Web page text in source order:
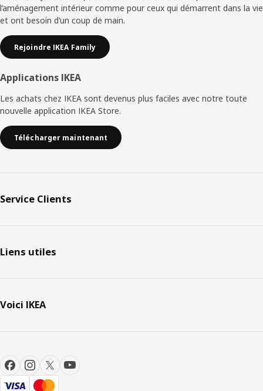
page
l’aménagement intérieur comme pour ceux qui démarrent dans la vie
et ont besoin d’un coup de main.
Rejoindre IKEA Family
Applications IKEA
Les achats chez IKEA sont devenus plus faciles avec notre toute
nouvelle application IKEA Store.
Télécharger maintenant
Service Clients
Liens utiles
Voici IKEA